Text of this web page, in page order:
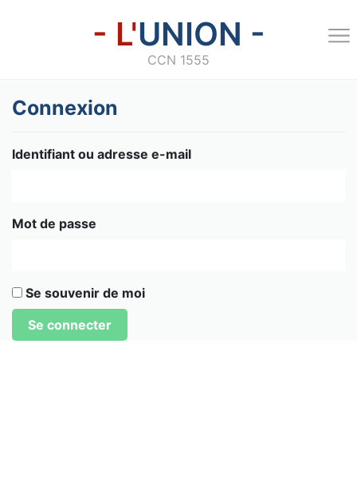
- L'UNION -
CCN 1555
Connexion
Identifiant ou adresse e-mail
Mot de passe
Se souvenir de moi